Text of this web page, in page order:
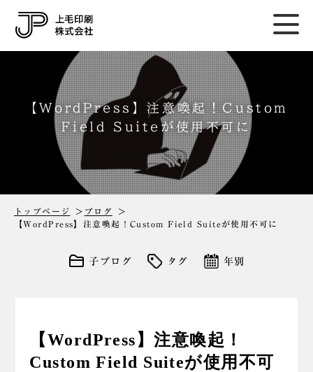
【WordPress】注意喚起！Custom
Field Suiteが使用不可に
トップページ
ブログ
【WordPress】注意喚起！Custom Field Suiteが使用不可に
子ブログ タグ 年別
【WordPress】注意喚起！
Custom Field Suiteが使用不可